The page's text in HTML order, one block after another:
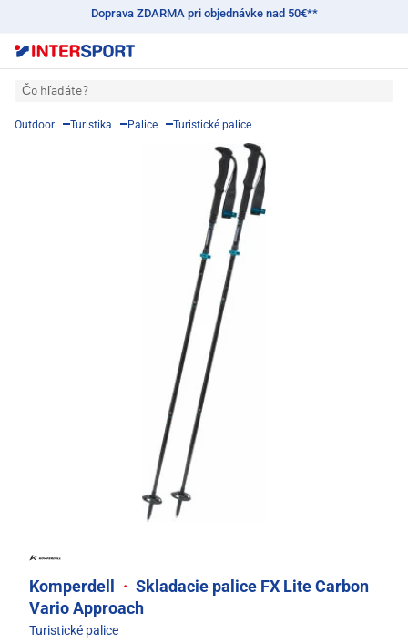
Doprava ZDARMA pri objednávke nad 50€**
Čo hľadáte?
Outdoor Turistika Palice Turistické palice
Komperdell · Skladacie palice FX Lite Carbon
Vario Approach
Turistické palice